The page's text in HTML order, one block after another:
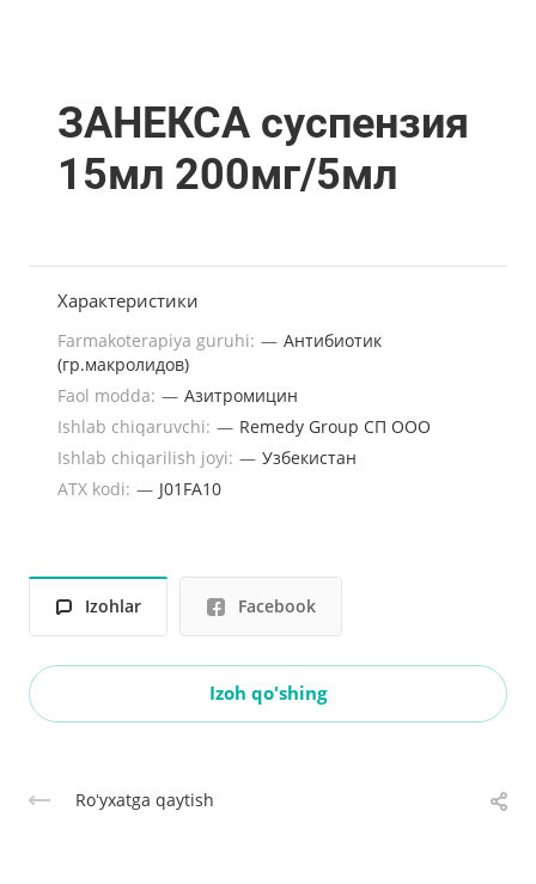
ЗАНЕКСА суспензия
15мл 200мг/5мл
Характеристики
Farmakoterapiya guruhi: — Антибиотик
(гр.макролидов)
Faol modda: — Азитромицин
Ishlab chiqaruvchi: — Remedy Group СП OOO
Ishlab chiqarilish joyi: — Узбекистан
ATX kodi: — J01FA10
Izohlar Facebook
Izoh qo'shing
Roʻyxatga qaytish